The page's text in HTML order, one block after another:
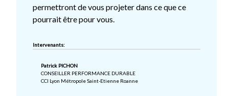
permettront de vous projeter dans ce que ce
pourrait être pour vous.
Intervenants:
Patrick PICHON
CONSEILLER PERFORMANCE DURABLE
CCI Lyon Métropole Saint-Etienne Roanne